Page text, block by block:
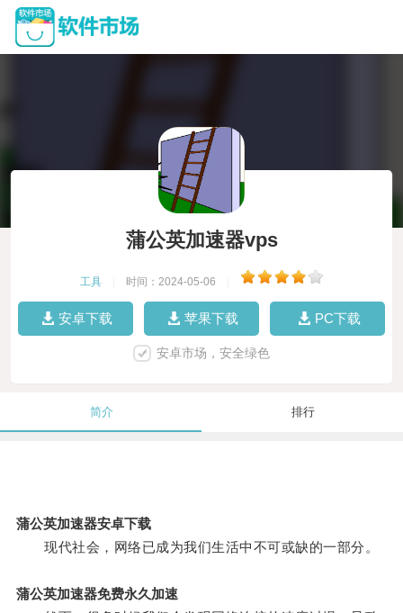
蒲公英加速器vps
工具 时间：2024-05-06
安卓下载 苹果下载 PC下载
安卓市场，安全绿色
简介 排行
蒲公英加速器安卓下载
现代社会，网络已成为我们生活中不可或缺的一部分。
蒲公英加速器免费永久加速